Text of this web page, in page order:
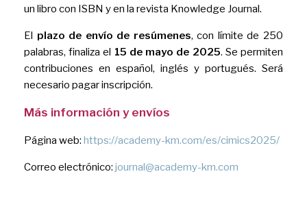
un libro con ISBN y en la revista Knowledge Journal.
El plazo de envío de resúmenes, con límite de 250
palabras, finaliza el 15 de mayo de 2025. Se permiten
contribuciones en español, inglés y portugués. Será
necesario pagar inscripción.
Más información y envíos
Página web: https://academy-km.com/es/cimics2025/
Correo electrónico: journal@academy-km.com